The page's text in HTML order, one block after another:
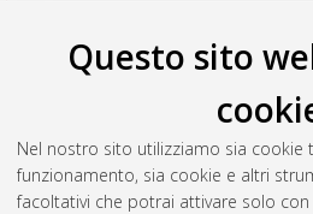
Questo sito
Nel nostro sito utilizziamo sia cookie
funzionamento, sia cookie e altri
facoltativi che potrai attivare solo